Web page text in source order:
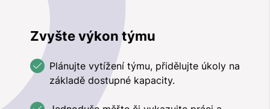
Zvyšte výkon týmu
Plánujte vytížení týmu, přidělujte úkoly na
základě dostupné kapacity.